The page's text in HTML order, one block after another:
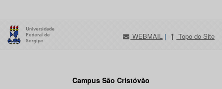
WEBMAIL | Topo do Site
Campus São Cristóvão